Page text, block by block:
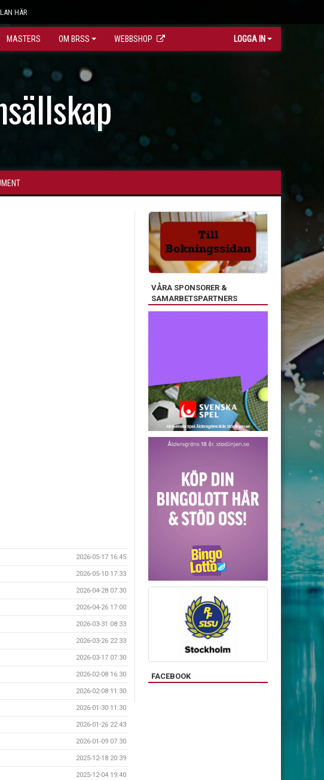
HÄR
MASTERS OM BRSS WEBBSHOP LOGGA IN
2026-05-17 16:45
2026-05-10 17:33
2026-04-28 07:30
2026-04-26 17:00
2026-03-31 08:33
2026-03-26 22:33
2026-03-17 07:30
2026-02-08 16:30
2026-02-08 11:30
2026-01-30 11:30
2026-01-26 22:43
2026-01-09 07:30
2025-12-18 20:39
2025-12-04 19:40
VÅRA SPONSORER &
SAMARBETSPARTNERS
FACEBOOK